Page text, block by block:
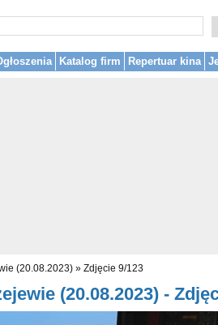
Katalog firm Repertuar kina
(20.08.2023) » Zdjęcie 9/123
(20.08.2023) -